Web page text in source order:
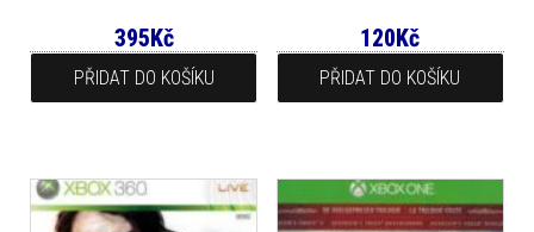
395Kč
PŘIDAT DO KOŠÍKU
120Kč
PŘIDAT DO KOŠÍKU